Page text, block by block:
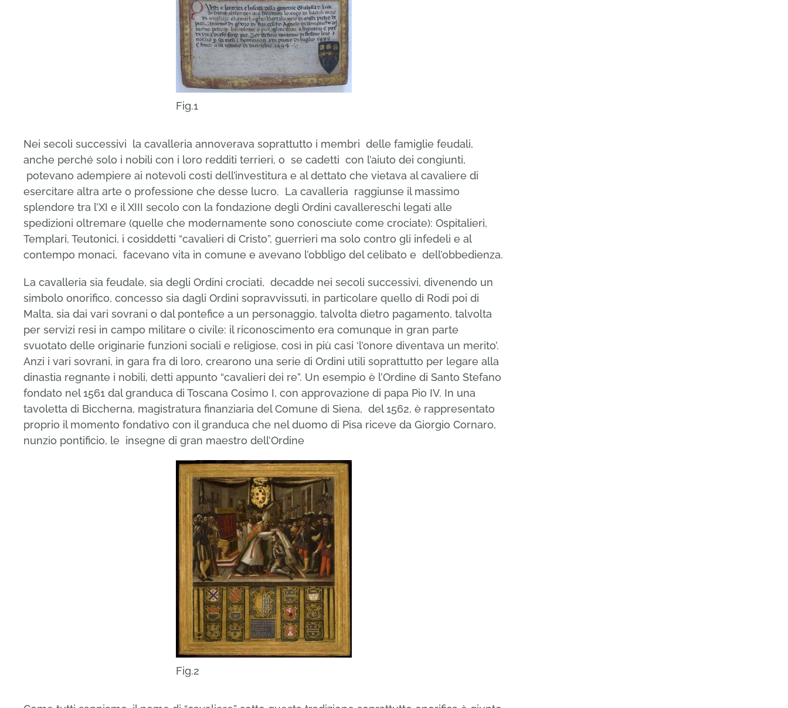
Fig.1
Nei secoli successivi la cavalleria annoverava soprattutto i membri delle famiglie feudali,
anche perché solo i nobili con i loro redditi terrieri, o se cadetti con l’aiuto dei congiunti,
potevano adempiere ai notevoli costi dell’investitura e al dettato che vietava al cavaliere di
esercitare altra arte o professione che desse lucro. La cavalleria raggiunse il massimo
splendore tra l’XI e il XIII secolo con la fondazione degli Ordini cavallereschi legati alle
spedizioni oltremare (quelle che modernamente sono conosciute come crociate): Ospitalieri,
Templari, Teutonici, i cosiddetti “cavalieri di Cristo”, guerrieri ma solo contro gli infedeli e al
contempo monaci, facevano vita in comune e avevano l’obbligo del celibato e dell’obbedienza.
La cavalleria sia feudale, sia degli Ordini crociati, decadde nei secoli successivi, divenendo un
simbolo onorifico, concesso sia dagli Ordini sopravvissuti, in particolare quello di Rodi poi di
Malta, sia dai vari sovrani o dal pontefice a un personaggio, talvolta dietro pagamento, talvolta
per servizi resi in campo militare o civile: il riconoscimento era comunque in gran parte
svuotato delle originarie funzioni sociali e religiose, così in più casi ‘l’onore diventava un merito’.
Anzi i vari sovrani, in gara fra di loro, crearono una serie di Ordini utili soprattutto per legare alla
dinastia regnante i nobili, detti appunto “cavalieri dei re”. Un esempio è l’Ordine di Santo Stefano
fondato nel 1561 dal granduca di Toscana Cosimo I, con approvazione di papa Pio IV. In una
tavoletta di Biccherna, magistratura finanziaria del Comune di Siena, del 1562, è rappresentato
proprio il momento fondativo con il granduca che nel duomo di Pisa riceve da Giorgio Cornaro,
nunzio pontificio, le insegne di gran maestro dell’Ordine
Fig.2